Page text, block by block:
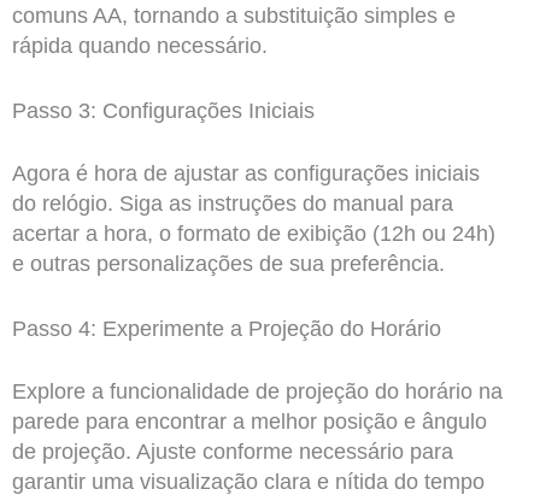
comuns AA, tornando a substituição simples e
rápida quando necessário.
Passo 3: Configurações Iniciais
Agora é hora de ajustar as configurações iniciais
do relógio. Siga as instruções do manual para
acertar a hora, o formato de exibição (12h ou 24h)
e outras personalizações de sua preferência.
Passo 4: Experimente a Projeção do Horário
Explore a funcionalidade de projeção do horário na
parede para encontrar a melhor posição e ângulo
de projeção. Ajuste conforme necessário para
garantir uma visualização clara e nítida do tempo